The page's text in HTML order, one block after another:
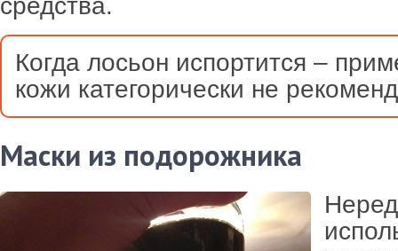
средства.
Когда лосьон испортится –
кожи категорически не
Маски из подорожника